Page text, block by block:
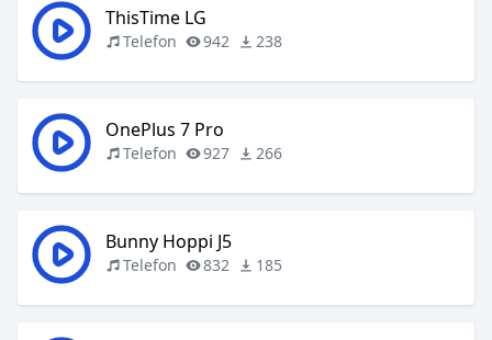
ThisTime LG
Telefon 942 238
OnePlus 7 Pro
Telefon 927 266
Bunny Hoppi J5
Telefon 832 185